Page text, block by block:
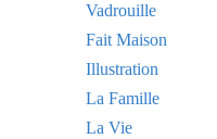
Vadrouille
Fait Maison
Illustration
La Famille
La Vie